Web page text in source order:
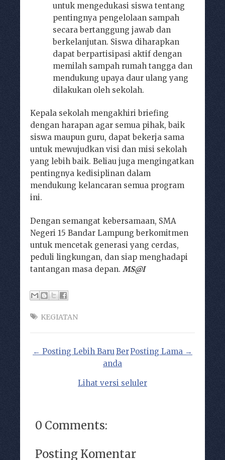
untuk mengedukasi siswa tentang
pentingnya pengelolaan sampah
secara bertanggung jawab dan
berkelanjutan. Siswa diharapkan
dapat berpartisipasi aktif dengan
memilah sampah rumah tangga dan
mendukung upaya daur ulang yang
dilakukan oleh sekolah.
Kepala sekolah mengakhiri briefing
dengan harapan agar semua pihak, baik
siswa maupun guru, dapat bekerja sama
untuk mewujudkan visi dan misi sekolah
yang lebih baik. Beliau juga mengingatkan
pentingnya kedisiplinan dalam
mendukung kelancaran semua program
ini.
Dengan semangat kebersamaan, SMA
Negeri 15 Bandar Lampung berkomitmen
untuk mencetak generasi yang cerdas,
peduli lingkungan, dan siap menghadapi
tantangan masa depan. MS@I
KEGIATAN
← Posting Lebih Baru Posting Lama →
Ber
anda
Lihat versi seluler
0 Comments:
Posting Komentar